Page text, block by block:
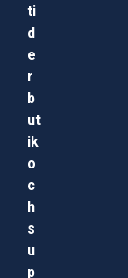
ti
d
e
r
b
ut
ik
o
c
h
s
u
p